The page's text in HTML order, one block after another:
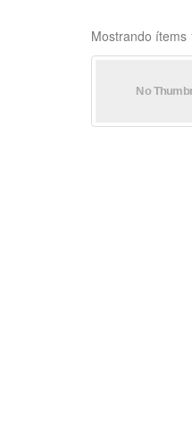
Mostrando ítems